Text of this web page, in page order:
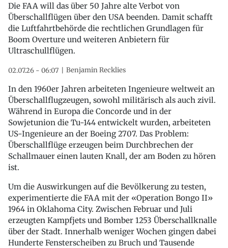
Die FAA will das über 50 Jahre alte Verbot von
Überschallflügen über den USA beenden. Damit schafft
die Luftfahrtbehörde die rechtlichen Grundlagen für
Boom Overture und weiteren Anbietern für
Ultraschullflügen.
02.07.26 - 06:07 Benjamin Recklies
In den 1960er Jahren arbeiteten Ingenieure weltweit an
Überschallflugzeugen, sowohl militärisch als auch zivil.
Während in Europa die Concorde und in der
Sowjetunion die Tu-144 entwickelt wurden, arbeiteten
US-Ingenieure an der Boeing 2707. Das Problem:
Überschallflüge erzeugen beim Durchbrechen der
Schallmauer einen lauten Knall, der am Boden zu hören
ist.
Um die Auswirkungen auf die Bevölkerung zu testen,
experimentierte die FAA mit der «Operation Bongo II»
1964 in Oklahoma City. Zwischen Februar und Juli
erzeugten Kampfjets und Bomber 1253 Überschallknalle
über der Stadt. Innerhalb weniger Wochen gingen dabei
Hunderte Fensterscheiben zu Bruch und Tausende